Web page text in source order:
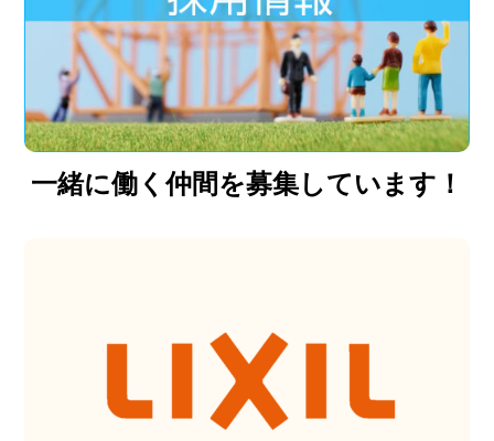
一緒に働く仲間を募集しています！